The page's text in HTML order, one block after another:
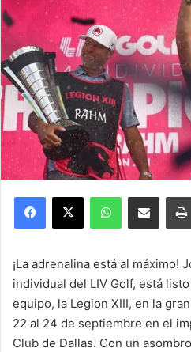
Facebook
X WhatsApp
Compartir por
¡La adrenalina está al máximo!
individual del LIV Golf, está
equipo, la Legion XIII, en la
22 al 24 de septiembre en el
Club de Dallas. Con un